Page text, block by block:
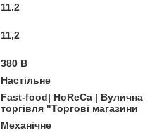
11.2
11,2
380 В
Настільне
Fast-food| HoReCa | Вулична
торгівля "Торгові магазини
Механічне